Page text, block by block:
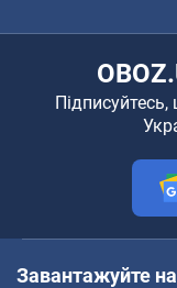
Підписуйтесь,
Завантажуйте